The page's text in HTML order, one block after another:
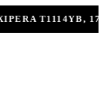
2499Р